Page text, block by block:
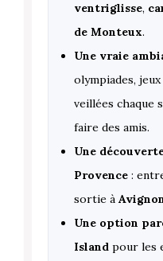
ventriglisse,
de Monteux.
Une vraie
olympiades,
veillées
faire des amis.
Une
Provence :
sortie à
Une option
Island pour les